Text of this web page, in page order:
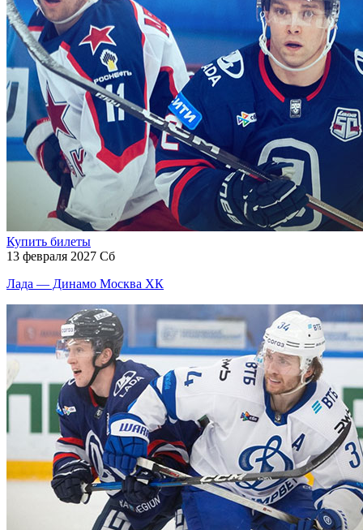
Купить билеты
13 февраля 2027 Сб
Лада — Динамо Москва ХК